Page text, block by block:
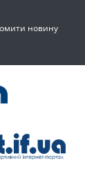
новину